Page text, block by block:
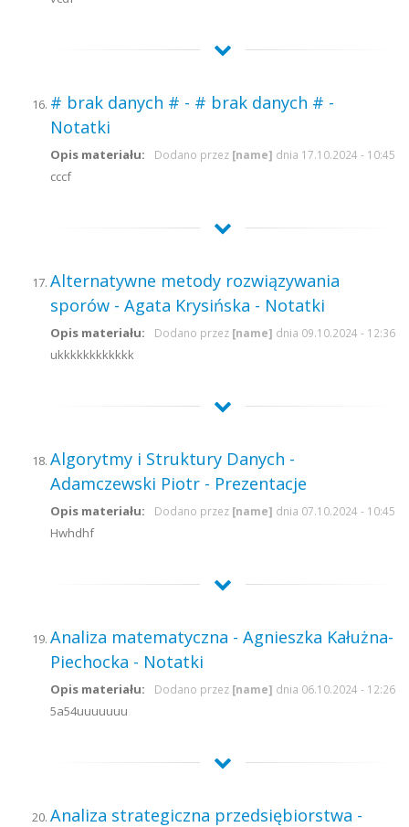
# brak danych # - # brak danych # -
Notatki
Dodano przez [name] dnia 17.10.2024 - 10:45
Opis materiału:
cccf
Alternatywne metody rozwiązywania
sporów - Agata Krysińska - Notatki
Dodano przez [name] dnia 09.10.2024 - 12:36
Opis materiału:
ukkkkkkkkkkkk
Algorytmy i Struktury Danych -
Adamczewski Piotr - Prezentacje
Dodano przez [name] dnia 07.10.2024 - 10:45
Opis materiału:
Hwhdhf
Analiza matematyczna - Agnieszka Kałużna-
Piechocka - Notatki
Dodano przez [name] dnia 06.10.2024 - 12:26
Opis materiału:
5a54uuuuuuu
Analiza strategiczna przedsiębiorstwa -